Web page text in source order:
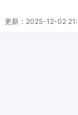
更新： 2025-12-02